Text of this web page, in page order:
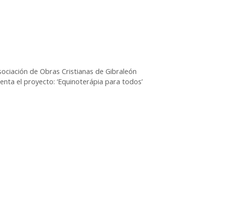
de Obras Cristianas de Gibraleón
el proyecto: ‘Equinoterápia para todos’